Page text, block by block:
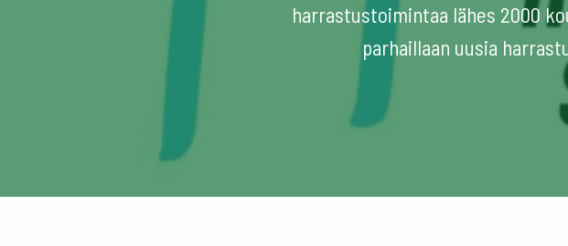
harrastustoimintaa lähes 2000
parhaillaan uusia